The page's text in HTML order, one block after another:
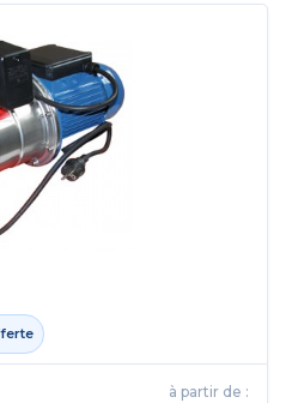
à partir de :